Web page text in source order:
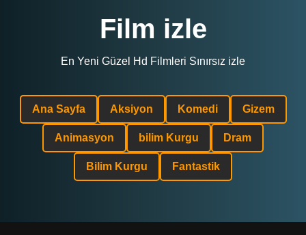
Film izle
En Yeni Güzel Hd Filmleri Sınırsız izle
Ana Sayfa Aksiyon Komedi Gizem
Animasyon bilim Kurgu Dram
Bilim Kurgu Fantastik